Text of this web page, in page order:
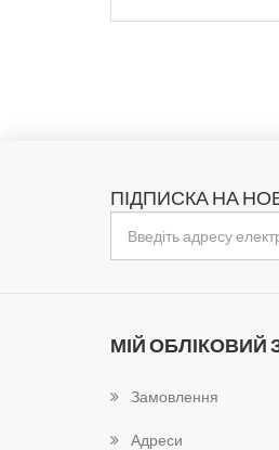
ПІДПИСКА НА
МІЙ ОБЛІКОВИЙ
Замовлення
Адреси